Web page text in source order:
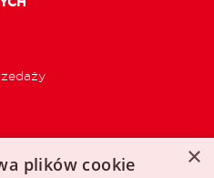
×
plików cookie